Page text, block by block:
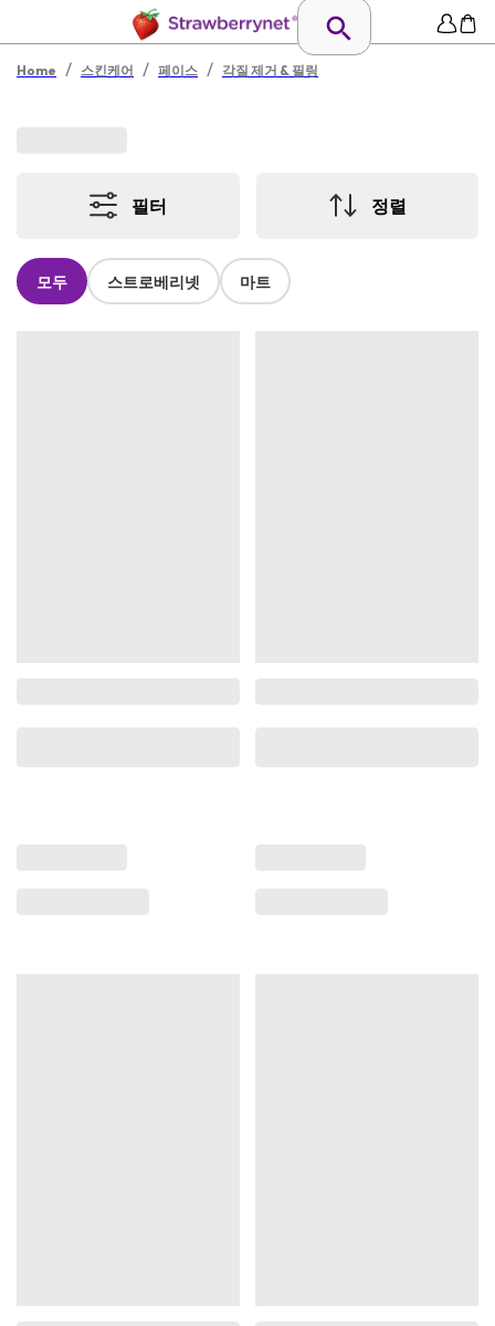
Home / 스킨케어 / 페이스 / 각질 제거 & 필링
필터 정렬
모두 스트로베리넷 마트